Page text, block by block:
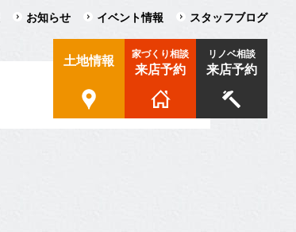
土地情報 家づくり相談
来店予約
リノベ相談
来店予約
お知らせ イベント情報 スタッフブログ